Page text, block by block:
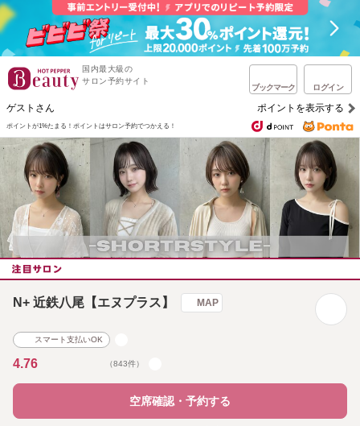
国内最大級の
サロン予約サイト
ブックマーク ログイン
ゲストさん ポイントを表示する
ポイントが1%たまる！ ポイントはサロン予約でつかえる！
N+ 近鉄八尾【エヌプラス】 MAP
スマート支払いOK
4.76 （843件）
空席確認・予約する